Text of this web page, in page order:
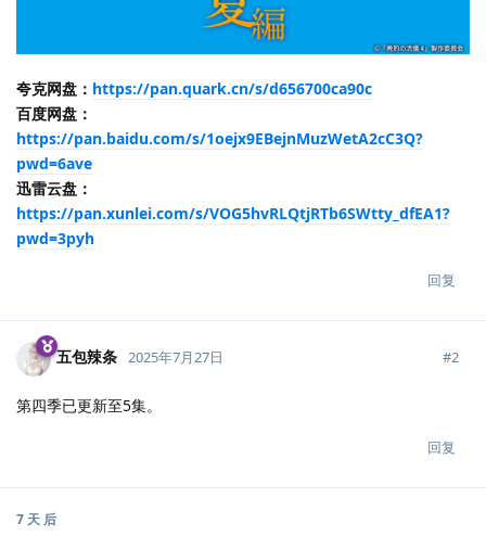
夸克网盘： https://pan.quark.cn/s/d656700ca90c
百度网盘：
https://pan.baidu.com/s/1oejx9EBejnMuzWetA2cC3Q?
pwd=6ave
迅雷云盘：
https://pan.xunlei.com/s/VOG5hvRLQtjRTb6SWtty_dfEA1?
pwd=3pyh
回复
五包辣条 2025年7月27日 #2
第四季已更新至5集。
回复
7 天 后